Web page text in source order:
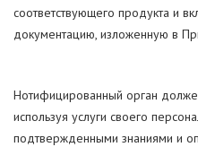
соответствующего продукта и
документацию, изложенную в
Нотифицированный орган
используя услуги своего
подтвержденными знаниями и